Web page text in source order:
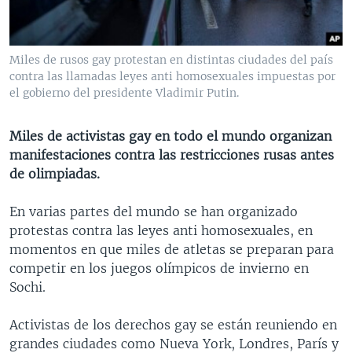
VENEZUELA
BRASIL
NICARAGUA
ECONOMÍA
ENTRETENIMIENTO Y CULTURA
TECNOLOGÍA
DEPORTES
MULTIMEDIA
VIDEOS
FOTOGRAFÍA
AUDIOS
PROGRAMAS TV
EL MUNDO AL DÍA
FORO INTERAMERICANO
LAS CLAVES
PANORAMA
RADIO
AVANCE INFORMATIVO
BUENOS DÍAS AMÉRICA
ESTADOS UNIDOS AL DÍA
EL MUNDO AL DÍA [RADIO]
DEPORTIVO INTERNACIONAL
ENTRETENIMIENTO
DIRECT
Learning English
SÍGANOS
Idiomas
Miles de rusos gay protestan en distintas ciudades del país
contra las llamadas leyes anti homosexuales impuestas por
el gobierno del presidente Vladimir Putin.
Miles de activistas gay en todo el mundo organizan
manifestaciones contra las restricciones rusas antes
de olimpiadas.
En varias partes del mundo se han organizado
protestas contra las leyes anti homosexuales, en
momentos en que miles de atletas se preparan para
competir en los juegos olímpicos de invierno en
Sochi.
Activistas de los derechos gay se están reuniendo en
grandes ciudades como Nueva York, Londres, París y